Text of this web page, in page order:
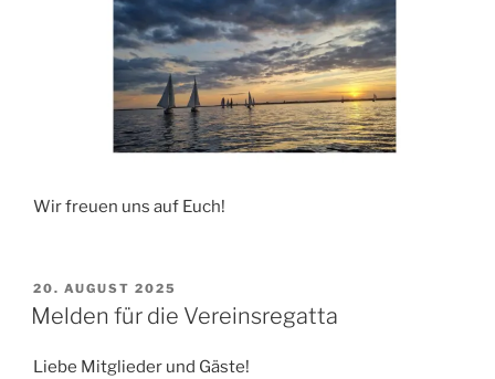
Wir freuen uns auf Euch!
VERÖFFENTLICHT
AM
20. AUGUST 2025
Melden für die Vereinsregatta
Liebe Mitglieder und Gäste!